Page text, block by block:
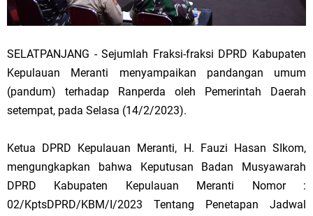
SELATPANJANG - Sejumlah Fraksi-fraksi DPRD Kabupaten
Kepulauan Meranti menyampaikan pandangan umum
(pandum) terhadap Ranperda oleh Pemerintah Daerah
setempat, pada Selasa (14/2/2023).
Ketua DPRD Kepulauan Meranti, H. Fauzi Hasan SIkom,
mengungkapkan bahwa Keputusan Badan Musyawarah
DPRD Kabupaten Kepulauan Meranti Nomor :
02/KptsDPRD/KBM/I/2023 Tentang Penetapan Jadwal